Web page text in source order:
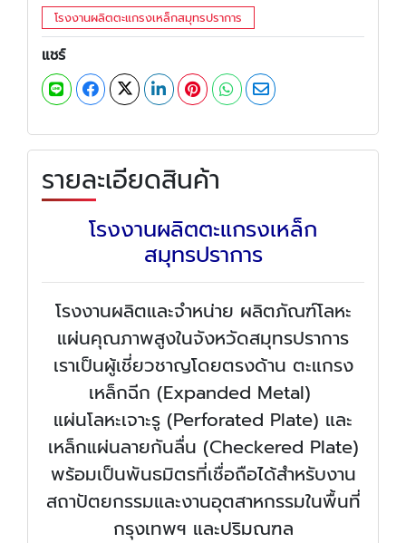
โรงงานผลิตตะแกรงเหล็กสมุทรปราการ
แชร์
รายละเอียดสินค้า
โรงงานผลิตตะแกรงเหล็ก
สมุทรปราการ
โรงงานผลิตและจำหน่าย ผลิตภัณฑ์โลหะ
แผ่นคุณภาพสูงในจังหวัดสมุทรปราการ
เราเป็นผู้เชี่ยวชาญโดยตรงด้าน ตะแกรง
เหล็กฉีก (Expanded Metal)
แผ่นโลหะเจาะรู (Perforated Plate) และ
เหล็กแผ่นลายกันลื่น (Checkered Plate)
พร้อมเป็นพันธมิตรที่เชื่อถือได้สำหรับงาน
สถาปัตยกรรมและงานอุตสาหกรรมในพื้นที่
กรุงเทพฯ และปริมณฑล